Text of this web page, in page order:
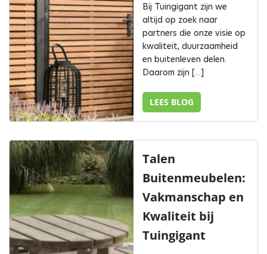
Bij Tuingigant zijn we
altijd op zoek naar
partners die onze visie op
kwaliteit, duurzaamheid
en buitenleven delen.
Daarom zijn […]
LEES BLOG
Talen
Buitenmeubelen:
Vakmanschap en
Kwaliteit bij
Tuingigant